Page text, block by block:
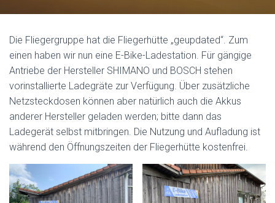
Die Fliegergruppe hat die Fliegerhütte „geupdated“. Zum
einen haben wir nun eine E-Bike-Ladestation. Für gängige
Antriebe der Hersteller SHIMANO und BOSCH stehen
vorinstallierte Ladegräte zur Verfügung. Über zusätzliche
Netzsteckdosen können aber natürlich auch die Akkus
anderer Hersteller geladen werden; bitte dann das
Ladegerät selbst mitbringen. Die Nutzung und Aufladung ist
während den Öffnungszeiten der Fliegerhütte kostenfrei.